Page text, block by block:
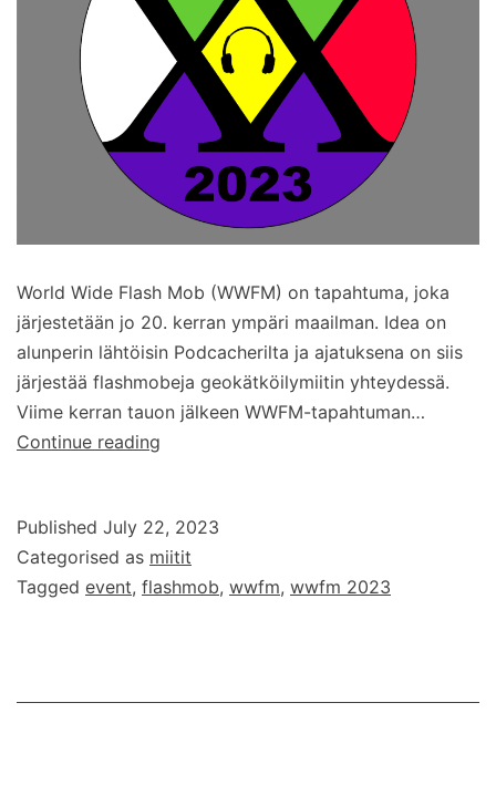
World Wide Flash Mob (WWFM) on tapahtuma, joka
järjestetään jo 20. kerran ympäri maailman. Idea on
alunperin lähtöisin Podcacherilta ja ajatuksena on siis
järjestää flashmobeja geokätköilymiitin yhteydessä.
Viime kerran tauon jälkeen WWFM-tapahtuman…
Continue reading
Flashmob
Published July 22, 2023
Categorised as miitit
Tagged event, flashmob, wwfm, wwfm 2023